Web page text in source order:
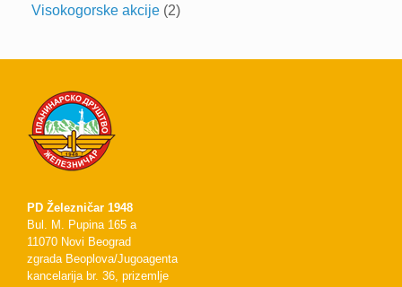
Visokogorske akcije (2)
PD Železničar 1948
Bul. M. Pupina 165 a
11070 Novi Beograd
zgrada Beoplova/Jugoagenta
kancelarija br. 36, prizemlje